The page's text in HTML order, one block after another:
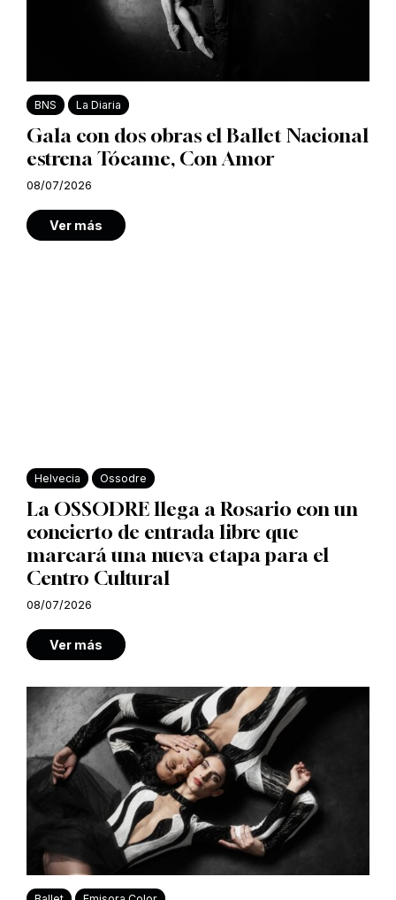
BNS La Diaria
Gala con dos obras el Ballet Nacional
estrena Tócame, Con Amor
08/07/2026
Ver más
Helvecia Ossodre
La OSSODRE llega a Rosario con un
concierto de entrada libre que
marcará una nueva etapa para el
Centro Cultural
08/07/2026
Ver más